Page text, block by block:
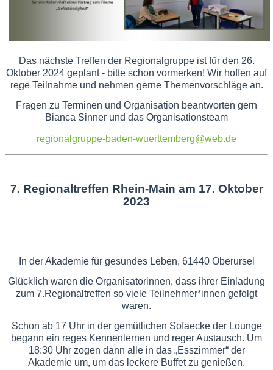
Das nächste Treffen der Regionalgruppe ist für den 26.
Oktober 2024 geplant - bitte schon vormerken! Wir hoffen auf
rege Teilnahme und nehmen gerne Themenvorschläge an.
Fragen zu Terminen und Organisation beantworten gern
Bianca Sinner und das Organisationsteam
regionalgruppe-baden-wuerttemberg@web.de
7. Regionaltreffen Rhein-Main am 17. Oktober
2023
In der Akademie für gesundes Leben, 61440 Oberursel
Glücklich waren die Organisatorinnen, dass ihrer Einladung
zum 7.Regionaltreffen so viele Teilnehmer*innen gefolgt
waren.
Schon ab 17 Uhr in der gemütlichen Sofaecke der Lounge
begann ein reges Kennenlernen und reger Austausch. Um
18:30 Uhr zogen dann alle in das „Esszimmer“ der
Akademie um, um das leckere Buffet zu genießen.